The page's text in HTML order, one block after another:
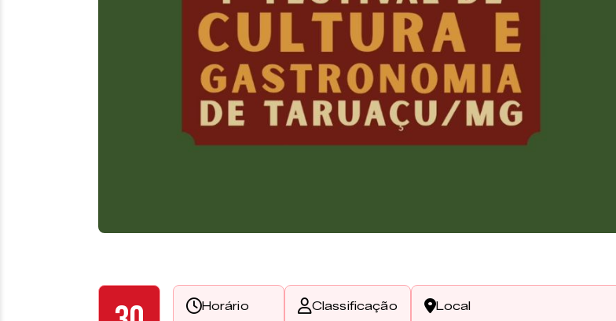
Horário Classificação Local